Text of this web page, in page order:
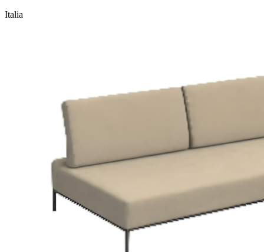
Italia